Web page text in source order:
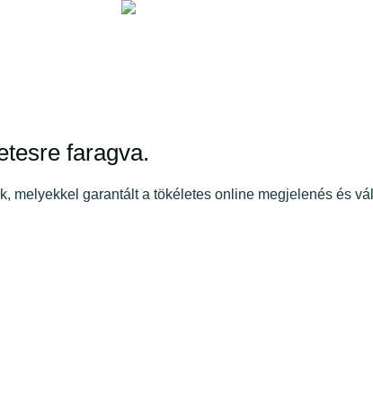
faragva.
melyekkel garantált a tökéletes online megjelenés és